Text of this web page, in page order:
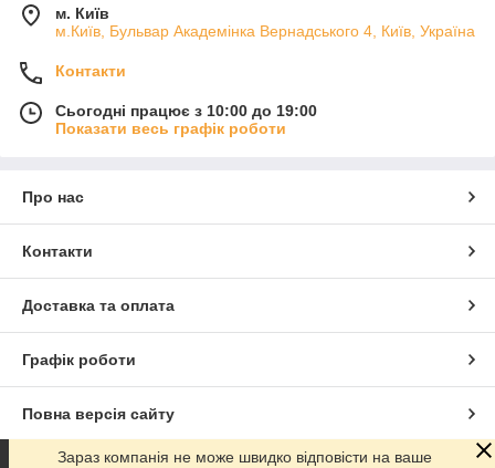
м. Київ
м.Київ, Бульвар Академінка Вернадського 4, Київ, Україна
Контакти
Сьогодні працює з 10:00 до 19:00
Показати весь графік роботи
Про нас
Контакти
Доставка та оплата
Графік роботи
Повна версія сайту
Зараз компанія не може швидко відповісти на ваше